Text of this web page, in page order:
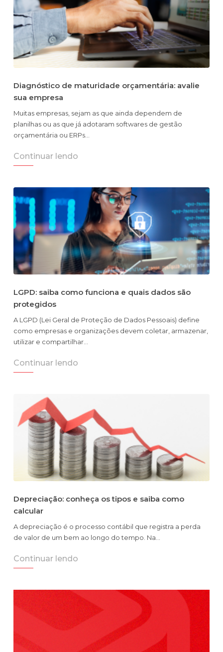
Diagnóstico de maturidade orçamentária: avalie
sua empresa
Muitas empresas, sejam as que ainda dependem de
planilhas ou as que já adotaram softwares de gestão
orçamentária ou ERPs…
Continuar lendo
LGPD: saiba como funciona e quais dados são
protegidos
A LGPD (Lei Geral de Proteção de Dados Pessoais) define
como empresas e organizações devem coletar, armazenar,
utilizar e compartilhar…
Continuar lendo
Depreciação: conheça os tipos e saiba como
calcular
A depreciação é o processo contábil que registra a perda
de valor de um bem ao longo do tempo. Na…
Continuar lendo